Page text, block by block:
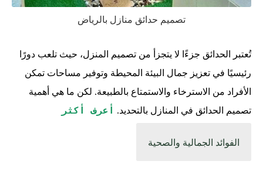
تصميم حدائق منازل بالرياض
تُعتبر الحدائق جزءًا لا يتجزأ من تصميم المنزل، حيث تلعب دورًا
رئيسيًا في تعزيز جمال البيئة المحيطة وتوفير مساحات تمكن
الأفراد من الاسترخاء والاستمتاع بالطبيعة. لكن ما هي أهمية
تصميم الحدائق في المنازل بالتحديد. أعرف أكثر
الفوائد الجمالية والصحية